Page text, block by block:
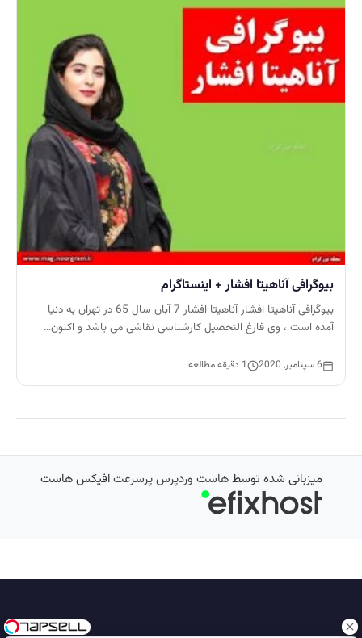
بیوگرافی آناهیتا افشار + اینستاگرام
بیوگرافی آناهیتا افشار آناهیتا افشار 7 آبان سال 65 در تهران به دنیا
آمده است ، وی فارغ التحصیل کارشناسی نقاشی می باشد و اکنون…
6 سپتامبر, 2020 1 دقیقه مطالعه
میزبانی شده توسطهاست وردپرس پرسرعتافیکس هاست